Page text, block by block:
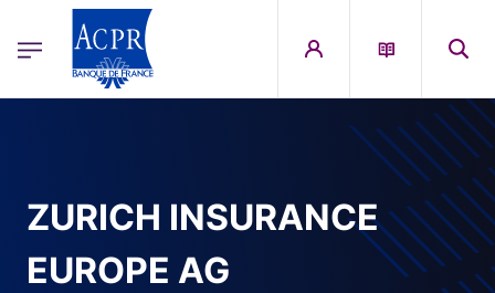
ACPR Menu Principal (French)
ZURICH INSURANCE
EUROPE AG